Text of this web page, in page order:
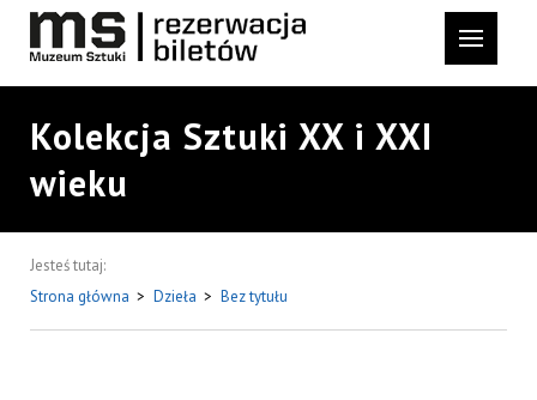
Kolekcja Sztuki XX i XXI
wieku
Jesteś tutaj:
Strona główna > Dzieła > Bez tytułu